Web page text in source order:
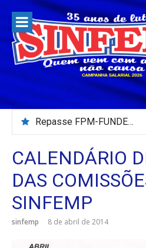
para
conteúdo
Repasse FPM-FUNDEB – Julho/2026
CALENDÁRIO
DAS
SINFEMP
sinfemp 8 de abril de 2014